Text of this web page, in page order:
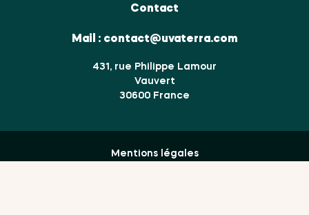
Contact
Mail : contact@uvaterra.com
431, rue Philippe Lamour
Vauvert
30600 France
Mentions légales